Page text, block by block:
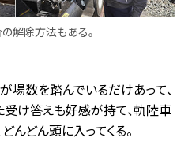
解除方法もある。
場数を踏んでいるだけあって、
受け答えも好感が持て、軌陸車
んどん頭に入ってくる。